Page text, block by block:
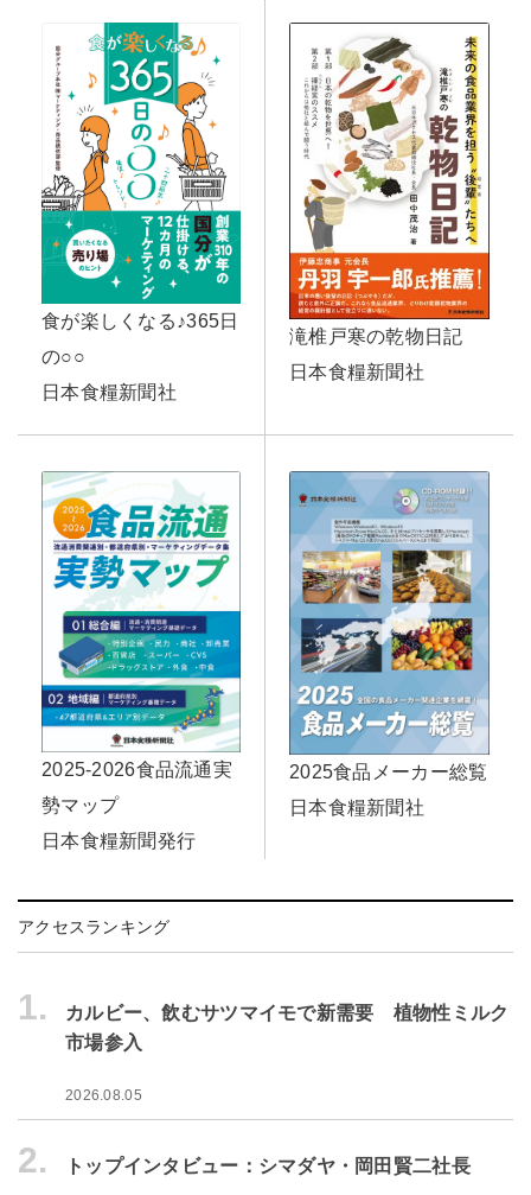
食が楽しくなる♪365日
の○○
日本食糧新聞社
滝椎戸寒の乾物日記
日本食糧新聞社
2025-2026食品流通実
勢マップ
日本食糧新聞発行
2025食品メーカー総覧
日本食糧新聞社
アクセスランキング
1.
カルビー、飲むサツマイモで新需要 植物性ミルク
市場参入
2026.08.05
2. トップインタビュー：シマダヤ・岡田賢二社長